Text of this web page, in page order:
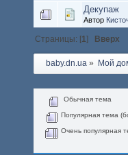
Декупаж
Автор
Страницы: [1] Вверх
baby.dn.ua» Мой
Обычная тема
Популярная тема
Очень популярная